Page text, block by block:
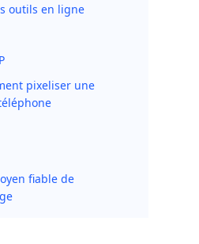
outils en ligne
pixeliser une
fiable de